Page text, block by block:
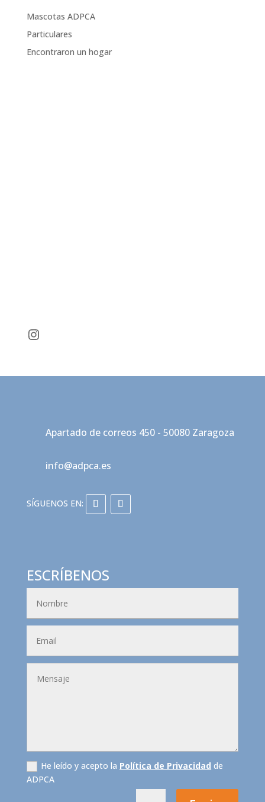
Mascotas ADPCA
Particulares
Encontraron un hogar
Instagram
Apartado de correos 450 - 50080 Zaragoza
info@adpca.es
ESCRÍBENOS
He leído y acepto la Política de Privacidad de
ADPCA